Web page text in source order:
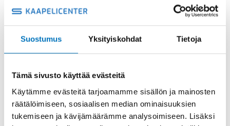
Suostumus Yksityiskohdat Tietoja
Tämä sivusto käyttää evästeitä
Käytämme evästeitä tarjoamamme sisällön ja mainosten
räätälöimiseen, sosiaalisen median ominaisuuksien
tukemiseen ja kävijämäärämme analysoimiseen. Lisäksi
KOTELON
YLÄOSA,
4
TAPPIA
YLÄOSA
Lisää ostoskoriin
Metalli
Osasto ILME -moninapaliittimet,
Toimitusaika: 1-7 päivää
Toimituskulut 35kg:n asti 25€.
Yli 35kg:n toimituskulut toteutuneiden kulujen mukaan.